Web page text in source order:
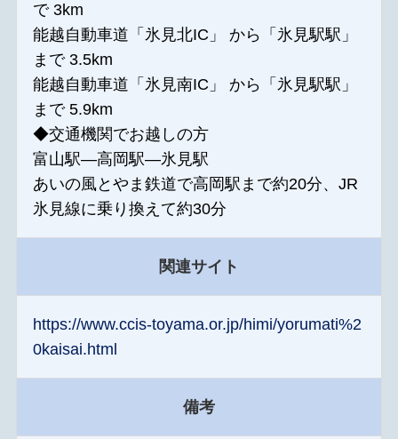
で 3km
能越自動車道「氷見北IC」 から「氷見駅駅」
まで 3.5km
能越自動車道「氷見南IC」 から「氷見駅駅」
まで 5.9km
◆交通機関でお越しの方
富山駅―高岡駅―氷見駅
あいの風とやま鉄道で高岡駅まで約20分、JR
氷見線に乗り換えて約30分
関連サイト
https://www.ccis-toyama.or.jp/himi/yorumati%2
0kaisai.html
備考